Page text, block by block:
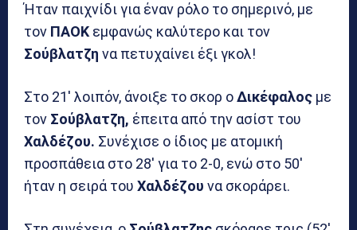
Ήταν παιχνίδι για έναν ρόλο το σημερινό, με
τον ΠΑΟΚ εμφανώς καλύτερο και τον
Σούβλατζη να πετυχαίνει έξι γκολ!
Στο 21′ λοιπόν, άνοιξε το σκορ οΔικέφαλος με
τον Σούβλατζη, έπειτα από την ασίστ του
Χαλδέζου. Συνέχισε ο ίδιος με ατομική
προσπάθεια στο 28′ για το 2-0, ενώ στο 50′
ήταν η σειρά του Χαλδέζου να σκοράρει.